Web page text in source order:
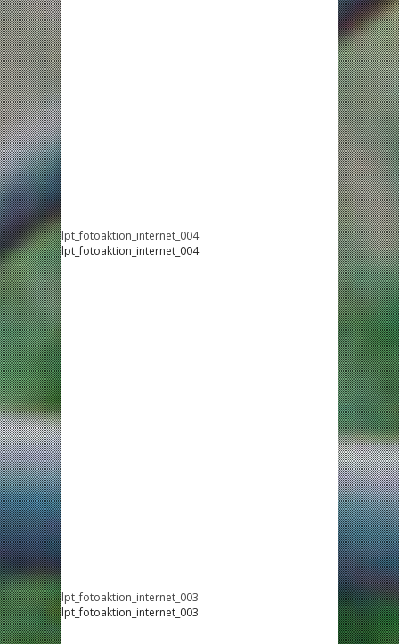
lpt_fotoaktion_internet_004
lpt_fotoaktion_internet_004
lpt_fotoaktion_internet_003
lpt_fotoaktion_internet_003